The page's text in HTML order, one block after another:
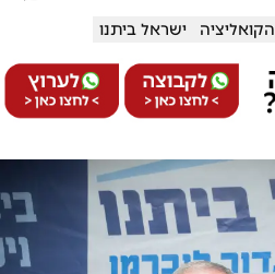
הקואליציה ישראל ביתנו